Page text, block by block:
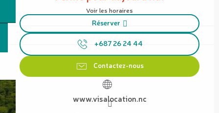
Voir les horaires
Réserver
+687 26 24 44
Contactez-nous
www.visalocation.nc